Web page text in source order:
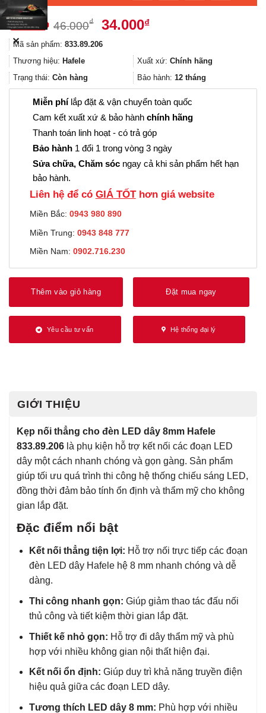
46.000₫
Giá
là:
46.000₫.
34.000₫Giá
là:
34.000₫.
Mã sản phẩm: 833.89.206
Thương hiệu: Hafele Xuất xứ: Chính hãng
Trạng thái: Còn hàng Bảo hành: 12 tháng
Miễn phílắp đặt & vận chuyển toàn quốc
Cam kết xuất xứ & bảo hành chính hãng
Thanh toán linh hoạt - có trả góp
Bảo hành 1 đổi 1 trong vòng 3 ngày
Sửa chữa, Chăm sóc ngay cả khi sản phẩm hết hạn
bảo hành.
Liên hệ để có GIÁ TỐThơn giá website
Miền Bắc: 0943 980 890
Miền Trung: 0943 848 777
Miền Nam: 0902.716.230
Thêm vào giỏ hàng Đặt mua ngay
Yêu cầu tư vấn Hệ thống đại lý
GIỚI THIỆU
Kẹp nối thẳng cho đèn LED dây 8mm Hafele
833.89.206 là phụ kiện hỗ trợ kết nối các đoạn LED
dây một cách nhanh chóng và gọn gàng. Sản phẩm
giúp tối ưu quá trình thi công hệ thống chiếu sáng LED,
đồng thời đảm bảo tính ổn định và thẩm mỹ cho không
gian lắp đặt.
Đặc điểm nổi bật
Kết nối thẳng tiện lợi: Hỗ trợ nối trực tiếp các đoạn
đèn LED dây Hafele hệ 8 mm nhanh chóng và dễ
dàng.
Thi công nhanh gọn: Giúp giảm thao tác đấu nối
thủ công và tiết kiệm thời gian lắp đặt.
Thiết kế nhỏ gọn: Hỗ trợ đi dây thẩm mỹ và phù
hợp với nhiều không gian nội thất hiện đại.
Kết nối ổn định: Giúp duy trì khả năng truyền điện
hiệu quả giữa các đoạn LED dây.
Tương thích LED dây 8 mm: Phù hợp với nhiều
✕